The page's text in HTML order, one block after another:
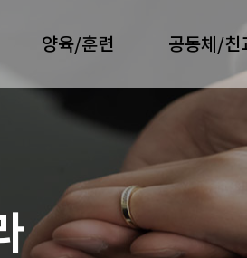
양육/훈련 공동체/친